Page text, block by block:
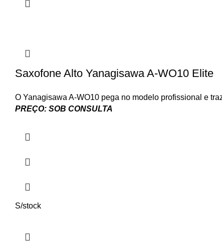
Saxofone Alto Yanagisawa A-WO10 Elite
O Yanagisawa A-WO10 pega no modelo profissional e
PREÇO: SOB CONSULTA
S/stock